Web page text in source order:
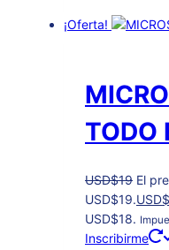
¡Oferta!
TODO
USD$19 El
USD$19.USD$
USD$18.
Inscribirme